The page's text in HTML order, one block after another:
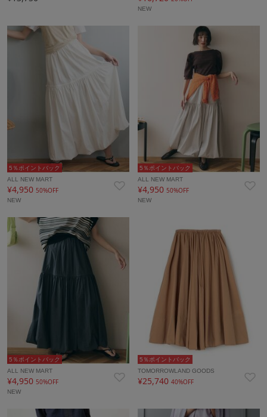
NEW
5％ポイントバック
ALL NEW MART
¥4,950 50%OFF
NEW
5％ポイントバック
ALL NEW MART
¥4,95050%OFF
NEW
5％ポイントバック
ALL NEW MART
¥4,950 50%OFF
NEW
5％ポイントバック
TOMORROWLAND GOODS
¥25,74040%OFF